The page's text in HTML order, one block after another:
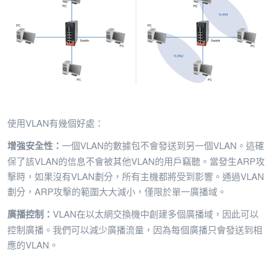
使用VLAN有幾個好處：
增強安全性： 一個VLAN的數據包不會發送到另一個VLAN。這確
保了該VLAN的信息不會被其他VLAN的用戶竊聽。當發生ARP攻
擊時，如果沒有VLAN劃分，所有主機都將受到影響。通過VLAN
劃分，ARP攻擊的範圍大大減小，僅限於單一廣播域。
廣播控制： VLAN在以太網交換機中創建多個廣播域，因此可以
控制廣播。我們可以減少廣播流量，因為每個廣播只會發送到相
應的VLAN。